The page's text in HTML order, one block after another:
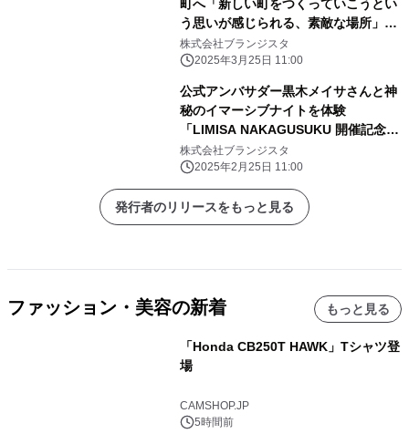
町へ「新しい町をつくっていこうとい
う思いが感じられる、素敵な場所」
「月刊 旅色」4月号公開
株式会社ブランジスタ
2025年3月25日 11:00
公式アンバサダー黒木メイサさんと神
秘のイマーシブナイトを体験
「LIMISA NAKAGUSUKU 開催記念レ
セプション」実施レポート
株式会社ブランジスタ
2025年2月25日 11:00
発行者のリリースをもっと見る
ファッション・美容の新着 もっと見る
「Honda CB250T HAWK」Tシャツ登
場
CAMSHOP.JP
5時間前